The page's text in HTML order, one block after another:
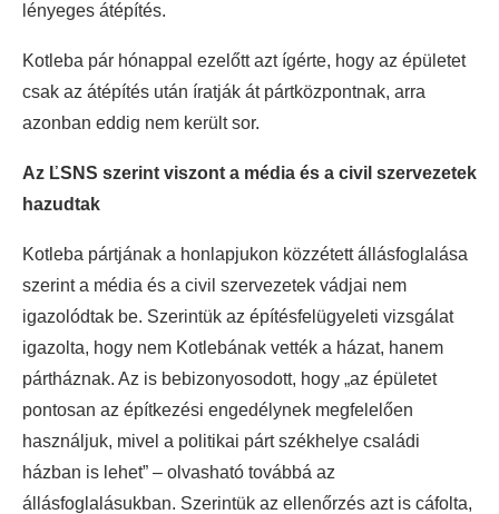
lényeges átépítés.
Kotleba pár hónappal ezelőtt azt ígérte, hogy az épületet
csak az átépítés után íratják át pártközpontnak, arra
azonban eddig nem került sor.
Az ĽSNS szerint viszont a média és a civil szervezetek
hazudtak
Kotleba pártjának a honlapjukon közzétett állásfoglalása
szerint a média és a civil szervezetek vádjai nem
igazolódtak be. Szerintük az építésfelügyeleti vizsgálat
igazolta, hogy nem Kotlebának vették a házat, hanem
pártháznak. Az is bebizonyosodott, hogy „az épületet
pontosan az építkezési engedélynek megfelelően
használjuk, mivel a politikai párt székhelye családi
házban is lehet” – olvasható továbbá az
állásfoglalásukban. Szerintük az ellenőrzés azt is cáfolta,